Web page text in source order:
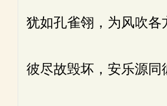
犹如孔雀翎，为风吹各
彼尽故毁坏，安乐源同